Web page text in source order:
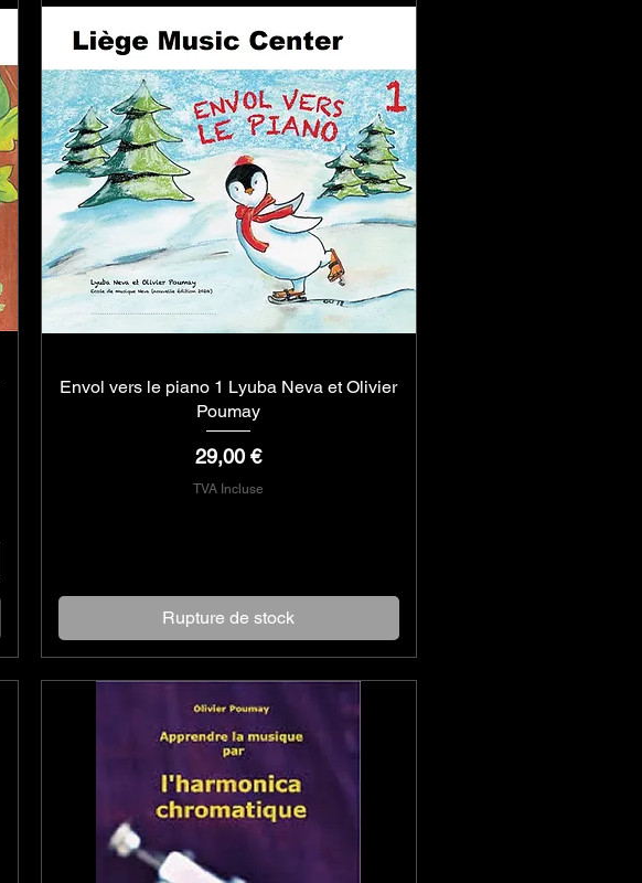
Aperçu rapide
Envol vers le piano 1 Lyuba Neva et Olivier
Poumay
Prix
29,00 €
TVA Incluse
Rupture de stock